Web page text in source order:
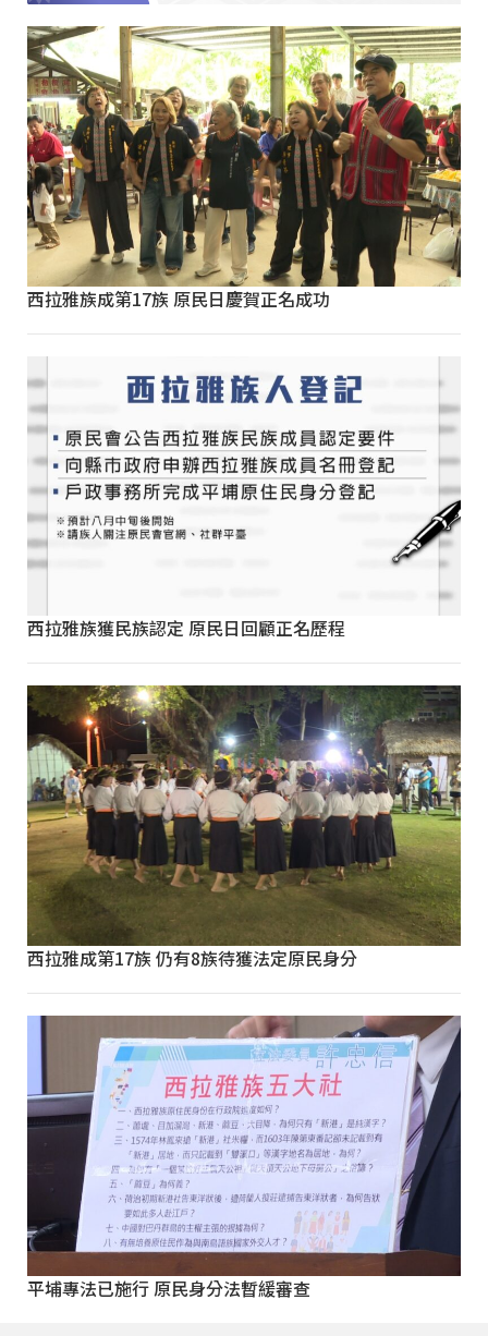
西拉雅族成第17族 原民日慶賀正名成功
西拉雅族獲民族認定 原民日回顧正名歷程
西拉雅成第17族 仍有8族待獲法定原民身分
平埔專法已施行 原民身分法暫緩審查